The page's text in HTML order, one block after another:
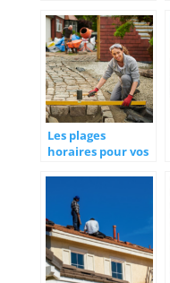
Les plages
horaires pour vos